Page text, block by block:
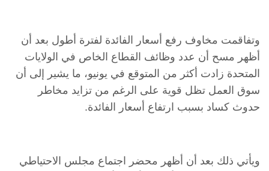
وتفاقمت مخاوف رفع أسعار الفائدة لفترة أطول بعد أن
أظهر مسح أن عدد وظائف ‏القطاع الخاص في الولايات
المتحدة زادت أكثر من المتوقع في يونيو، ما ‏يشير إلى أن
سوق العمل تظل قوية على الرغم من تزايد مخاطر
حدوث كساد ‏بسبب ارتفاع أسعار الفائدة.‏
ويأتي ذلك بعد أن أظهر محضر اجتماع مجلس الاحتياطي